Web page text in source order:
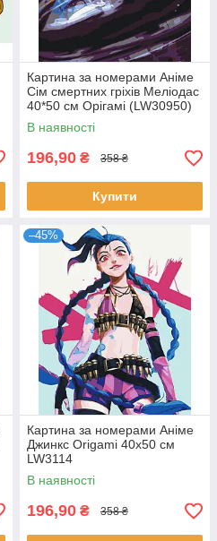
Картина за номерами Аніме
Сім смертних гріхів Меліодас
40*50 см Орігамі (LW30950)
В наявності
196,90 ₴ 358 ₴
Купити
–45%
Картина за номерами Аніме
Джинкс Origami 40x50 см
LW3114
В наявності
196,90 ₴ 358 ₴